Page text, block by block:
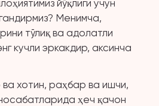
йўқлиги учун
Менимча,
тўлиқ ва адолатли
кучли эркакдир, аксинча
хотин, раҳбар ва ишчи,
ҳеч қачон